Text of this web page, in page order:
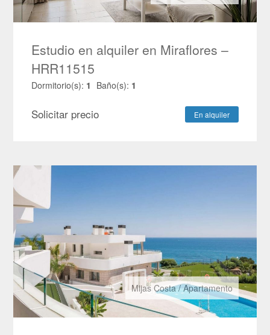
Estudio en alquiler en Miraflores –
HRR11515
Dormitorio(s): 1 Baño(s): 1
Solicitar precio En alquiler
Mijas Costa/Apartamento